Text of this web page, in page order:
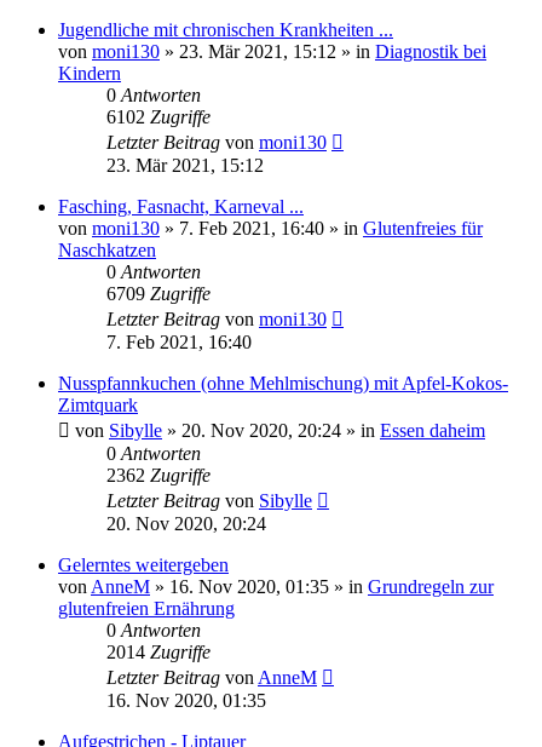
Jugendliche mit chronischen Krankheiten ...
von moni130 » 23. Mär 2021, 15:12 » in Diagnostik bei
Kindern
0 Antworten
6102 Zugriffe
Letzter Beitrag von moni130
23. Mär 2021, 15:12
Fasching, Fasnacht, Karneval ...
von moni130 » 7. Feb 2021, 16:40 » in Glutenfreies für
Naschkatzen
0 Antworten
6709 Zugriffe
Letzter Beitrag von moni130
7. Feb 2021, 16:40
Nusspfannkuchen (ohne Mehlmischung) mit Apfel-Kokos-
Zimtquark
von Sibylle » 20. Nov 2020, 20:24 » in Essen daheim
0 Antworten
2362 Zugriffe
Letzter Beitrag von Sibylle
20. Nov 2020, 20:24
Gelerntes weitergeben
von AnneM » 16. Nov 2020, 01:35 » in Grundregeln zur
glutenfreien Ernährung
0 Antworten
2014 Zugriffe
Letzter Beitrag von AnneM
16. Nov 2020, 01:35
Aufgestrichen - Liptauer